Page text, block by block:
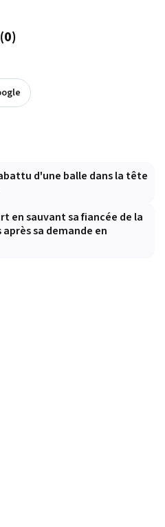
(0)
d'une balle dans la tête
en sauvant sa fiancée de la
sa demande en